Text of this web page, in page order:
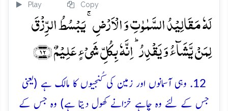
Play Copy
لَہٗ مَقَالِیۡدُ السَّمٰوٰتِ وَ الۡاَرۡضِ ۚ یَبۡسُطُ الرِّزۡقَ
لِمَنۡ یَّشَآءُ وَ یَقۡدِرُ ؕ اِنَّہٗ بِکُلِّ شَیۡءٍ عَلِیۡمٌ ﴿۱۲﴾
12. وہی آسمانوں اور زمین کی کُنجیوں کا مالک ہے (یعنی
جس کے لئے وہ چاہے خزانے کھول دیتا ہے) وہ جس کے